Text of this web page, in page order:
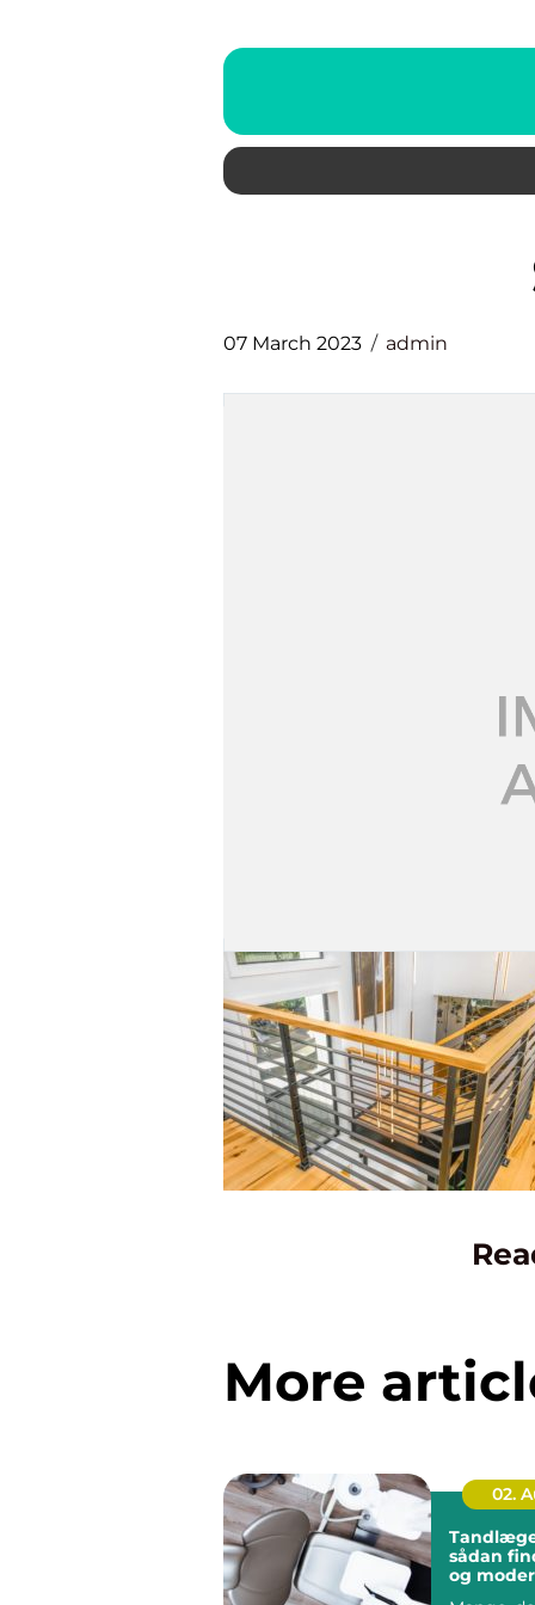
07 March 2023 admin
More
02.
sådan
og